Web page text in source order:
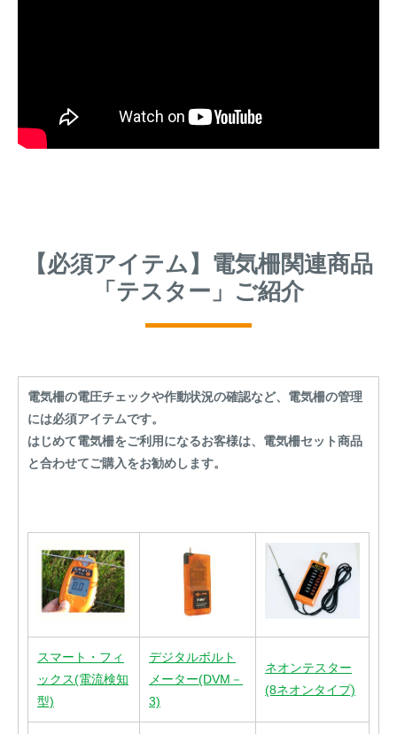
【必須アイテム】電気柵関連商品
「テスター」ご紹介
電気柵の電圧チェックや作動状況の確認など、電気柵の管理
には必須アイテムです。
はじめて電気柵をご利用になるお客様は、電気柵セット商品
と合わせてご購入をお勧めします。
スマート・フィ
ックス(電流検知
型)
デジタルボルト
メーター(DVM－
3)
ネオンテスター
(8ネオンタイプ)